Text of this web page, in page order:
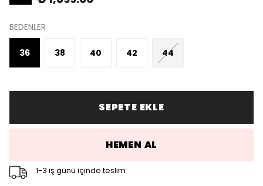
BEDENLER
36 38 40 42 44
SEPETE EKLE
HEMEN AL
1-3 iş günü içinde teslim